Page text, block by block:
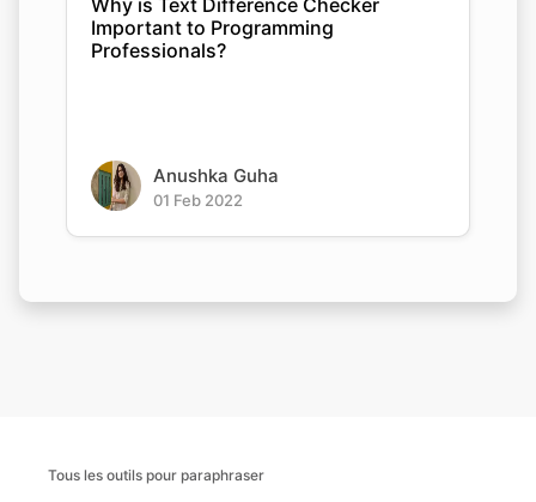
Why is Text Difference Checker
Important to Programming
Professionals?
Anushka Guha
01 Feb 2022
Tous les outils pour paraphraser